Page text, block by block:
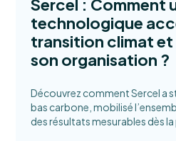
Sercel : Comment
technologique
transition climat
son organisation ?
Découvrez comment Sercel a
bas carbone, mobilisé
des résultats mesurables dès la